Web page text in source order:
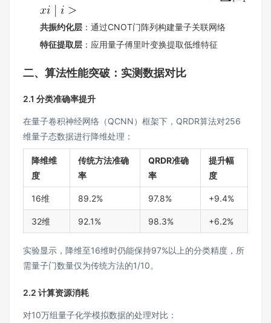
共振约化层 ​：通过CNOT门阵列构建量子关联网络
特征提取层 ​：应用量子傅里叶变换提取低维特征
二、算法性能突破：实测数据对比
2.1 分类准确率提升
在量子卷积神经网络（QCNN）框架下，QRDR算法对256
维量子态数据进行降维处理：
降维维
度
传统方法准确
率
QRDR准确
率
提升幅
度
16维 89.2% 97.8% +9.4%
32维 92.1% 98.3% +6.2%
实验显示，降维至16维时仍能保持97%以上的分类精度，所
需量子门数量仅为传统方法的1/10。
2.2 计算资源消耗
对10万组量子化学模拟数据的处理对比：